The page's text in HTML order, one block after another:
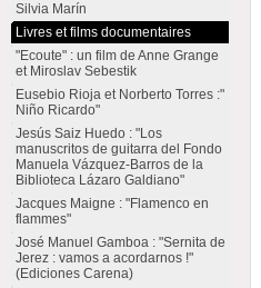
Silvia Marín
Livres et films documentaires
"Ecoute" : un film de Anne Grange
et Miroslav Sebestik
Eusebio Rioja et Norberto Torres :"
Niño Ricardo"
Jesús Saiz Huedo : "Los
manuscritos de guitarra del Fondo
Manuela Vázquez-Barros de la
Biblioteca Lázaro Galdiano"
Jacques Maigne : "Flamenco en
flammes"
José Manuel Gamboa : "Sernita de
Jerez : vamos a acordarnos !"
(Ediciones Carena)